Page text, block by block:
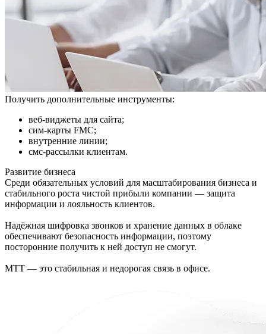
Получить дополнительные инструменты:
веб-виджеты для сайта;
сим-карты FMC;
внутренние линии;
смс-рассылки клиентам.
Развитие бизнеса
Среди обязательных условий для масштабирования бизнеса и
стабильного роста чистой прибыли компании — защита
информации и лояльность клиентов.
Надёжная шифровка звонков и хранение данных в облаке
обеспечивают безопасность информации, поэтому
посторонние получить к ней доступ не смогут.
МТТ — это стабильная и недорогая связь в офисе.